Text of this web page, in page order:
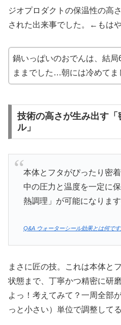
ジオプロダクトの保温性の高
された出来事でした。←もはや
鍋いっぱいのおでんは、結局
ままでした…朝には冷めてま
技術の高さが生み出す
ル」
本体とフタがぴったり密
中の圧力と温度を一定に
熱調理」が可能になります
Q&A ウォーターシール効果とは何で
まさに匠の技。これは本体と
状態まで、丁寧かつ精密に研
よっ！考えてみて？一周全部
っと小さい）単位で調整して